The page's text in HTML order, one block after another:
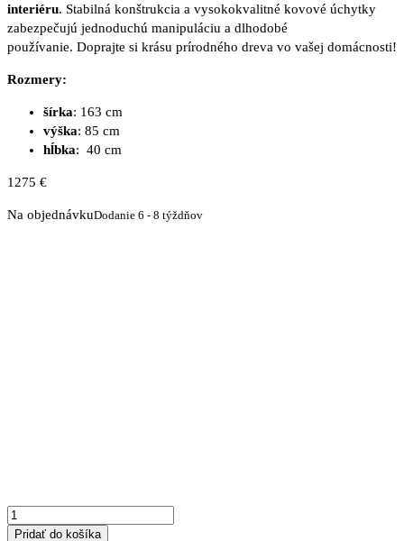
interiéru. Stabilná konštrukcia a vysokokvalitné kovové úchytky
zabezpečujú jednoduchú manipuláciu a dlhodobé
používanie. Doprajte si krásu prírodného dreva vo vašej domácnosti!
Rozmery:
šírka: 163 cm
výška: 85 cm
hĺbka: 40 cm
1275 €
Na objednávkuDodanie 6 - 8 týždňov
Pridať do košíka